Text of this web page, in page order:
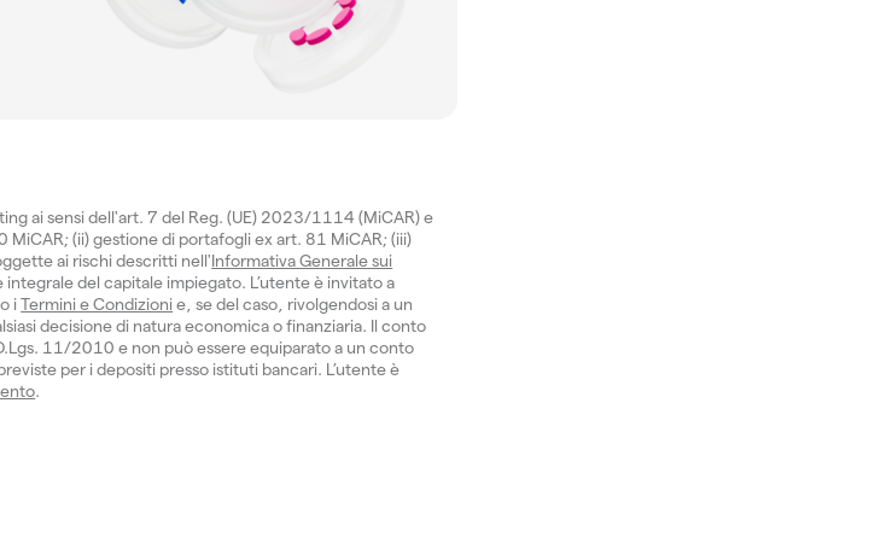
ai sensi dell'art. 7 del Reg. (UE) 2023/1114 (MiCAR) e
(ii) gestione di portafogli ex art. 81 MiCAR; (iii)
ai rischi descritti nell'Informativa Generale sui
del capitale impiegato. L’utente è invitato a
iTermini e Condizionie, se del caso, rivolgendosi a un
decisione di natura economica o finanziaria. Il conto
11/2010 e non può essere equiparato a un conto
per i depositi presso istituti bancari. L’utente è
.